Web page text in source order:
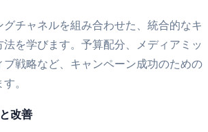
チャネルを組み合わせた、統合的なキ
法を学びます。予算配分、メディアミッ
ブ戦略など、キャンペーン成功のための
。
改善